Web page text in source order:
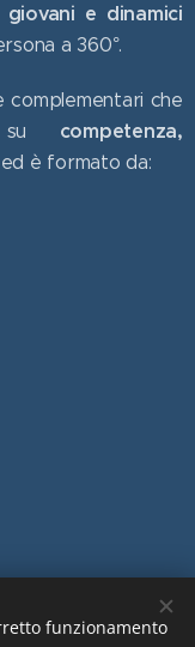
e dinamici
a 360°.
che
su competenza,
ed è formato da:
funzionamento